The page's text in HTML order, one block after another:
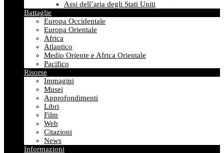
Assi dell’aria degli Stati Uniti
Battaglie
Europa Occidentale
Europa Orientale
Africa
Atlantico
Medio Oriente e Africa Orientale
Pacifico
Risorse
Immagini
Musei
Approfondimenti
Libri
Film
Web
Citazioni
News
Informazioni